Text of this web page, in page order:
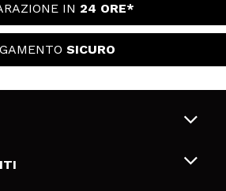
IN 24 ORE*
SICURO